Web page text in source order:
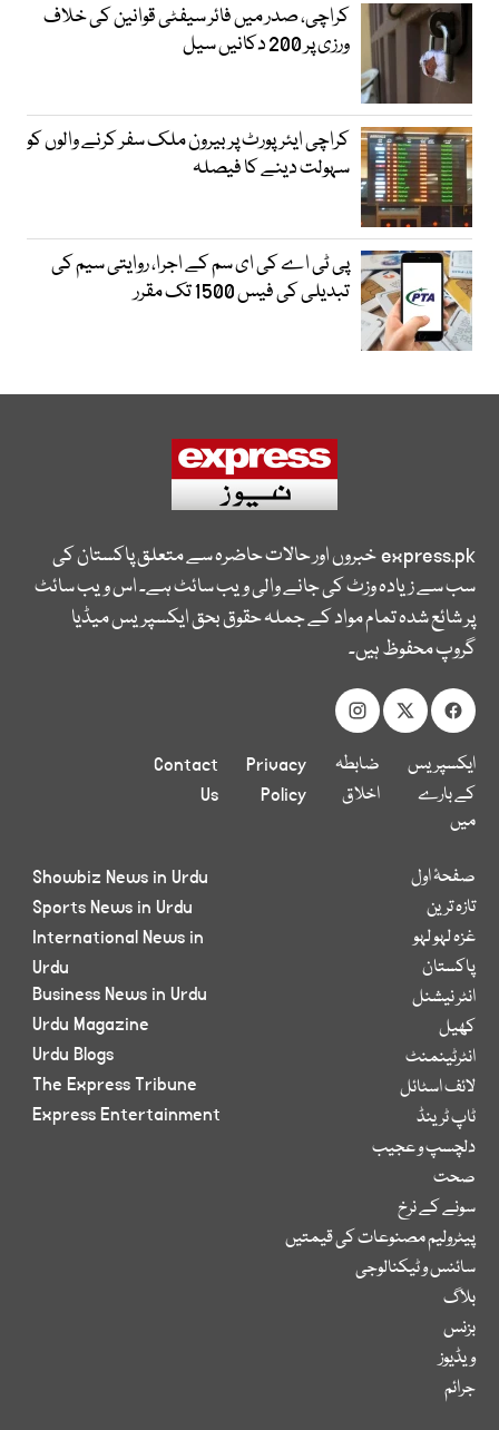
کراچی، صدر میں فائر سیفٹی قوانین کی خلاف
ورزی پر 200 دکانیں سیل
کراچی ایئرپورٹ پر بیرون ملک سفر کرنے والوں کو
سہولت دینے کا فیصلہ
پی ٹی اے کی ای سم کے اجرا، روایتی سیم کی
تبدیلی کی فیس 1500 تک مقرر
express.pkخبروں اور حالات حاضرہ سے متعلق پاکستان کی
سب سے زیادہ وزٹ کی جانے والی ویب سائٹ ہے۔ اس ویب سائٹ
پر شائع شدہ تمام مواد کے جملہ حقوق بحق ایکسپریس میڈیا
گروپ محفوظ ہیں۔
ایکسپریس
کے بارے
میں
ضابطہ
اخلاق
Privacy
Policy
Contact
Us
صفحۂ اول
تازہ ترین
غزہ لہو لہو
پاکستان
انٹر نیشنل
کھیل
انٹرٹینمنٹ
لائف اسٹائل
ٹاپ ٹرینڈ
دلچسپ و عجیب
صحت
سونے کے نرخ
پیٹرولیم مصنوعات کی قیمتیں
سائنس و ٹیکنالوجی
بلاگ
بزنس
ویڈیوز
جرائم
Showbiz News in Urdu
Sports News in Urdu
International News in
Urdu
Business News in Urdu
Urdu Magazine
Urdu Blogs
The Express Tribune
Express Entertainment